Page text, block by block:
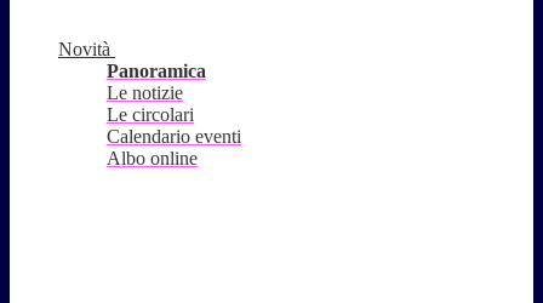
Novità
Panoramica
Le notizie
Le circolari
Calendario eventi
Albo online